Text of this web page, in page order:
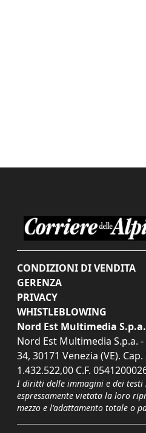
CONDIZIONI DI VENDITA
GERENZA
PRIVACY
WHISTLEBLOWING
Nord Est Multimedia S.p.a.
Nord Est Multimedia S.p.a.
34, 30171 Venezia (VE).
1.432.522,00 C.F.
I diritti delle immagini e dei testi
espressamente vietata la loro
mezzo e l'adattamento totale o